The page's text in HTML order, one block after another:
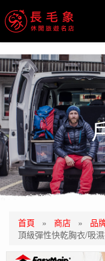
首頁 » 商店 » 品
頂級彈性快乾胸衣/吸